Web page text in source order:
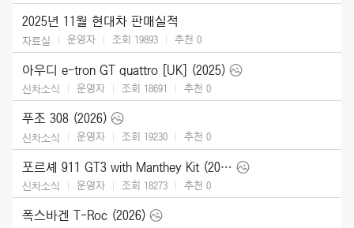
2025년 11월 현대차 판매실적
자료실 운영자 조회 19893 추천 0
아우디 e-tron GT quattro [UK] (2025)
신차소식 운영자 조회 18691 추천 0
푸조 308 (2026)
신차소식 운영자 조회 19230 추천 0
포르셰 911 GT3 with Manthey Kit (2026)
신차소식 운영자 조회 18273 추천 0
폭스바겐 T-Roc (2026)